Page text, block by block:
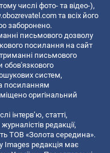
числі фото- та відео-),
та всіх його
заборонено.
письмового дозволу
посилання на сайт
письмового
обов'язкового
систем,
посиланням
оригінальний
інтерв’ю, статті,
редакції,
ТОВ «Золота середина».
Images редакція має